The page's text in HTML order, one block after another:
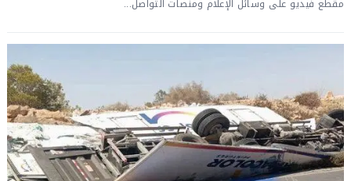
مقطع فيديو على وسائل الإعلام ومنصات التواصل...